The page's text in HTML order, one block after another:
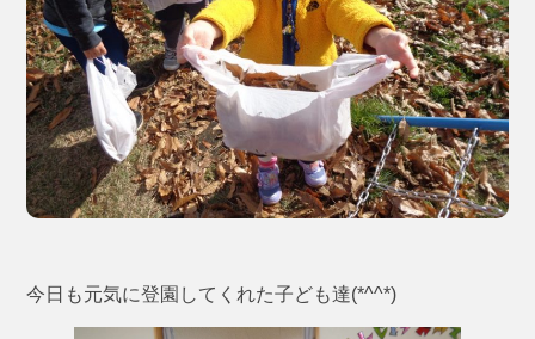
今日も元気に登園してくれた子ども達(*^^*)